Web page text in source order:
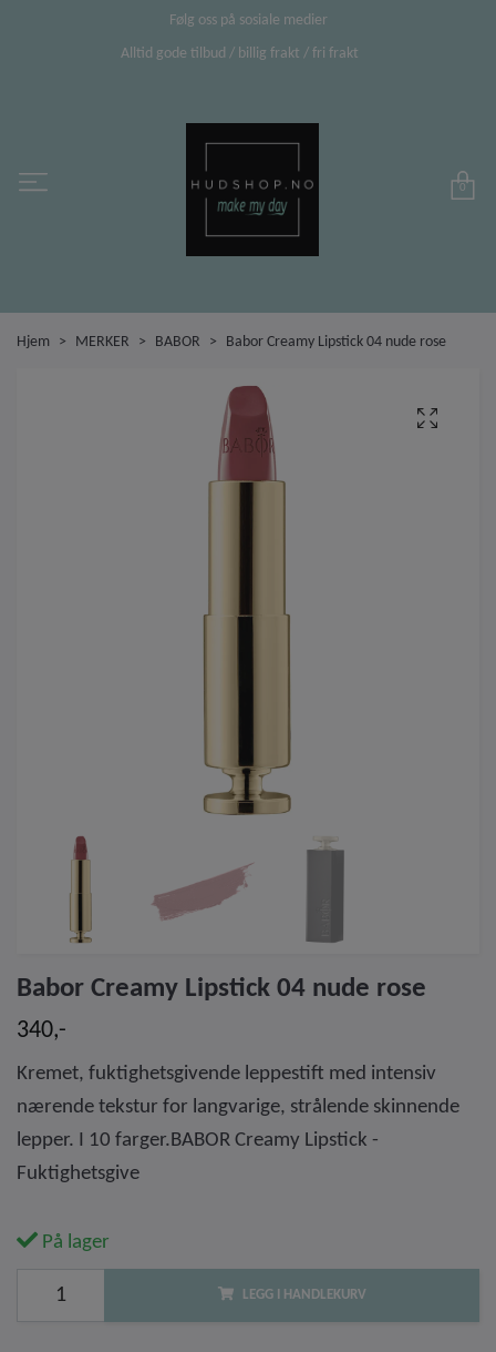
Følg oss på sosiale medier
Alltid gode tilbud / billig frakt / fri frakt
0
Hjem MERKER BABOR Babor Creamy Lipstick 04 nude rose
Babor Creamy Lipstick 04 nude rose
340,-
Kremet, fuktighetsgivende leppestift med intensiv
nærende tekstur for langvarige, strålende skinnende
lepper. I 10 farger.BABOR Creamy Lipstick -
Fuktighetsgive
På lager
LEGG I HANDLEKURV